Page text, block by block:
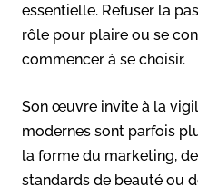
essentielle. Refuser la
rôle pour plaire ou se
commencer à se choisir.
Son œuvre invite à la
modernes sont parfois
la forme du marketing,
standards de beauté ou